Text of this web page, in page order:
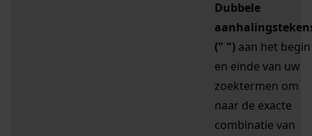
Dubbele
(" ") aan het begin
en einde van uw
zoektermen om
naar de exacte
combinatie van